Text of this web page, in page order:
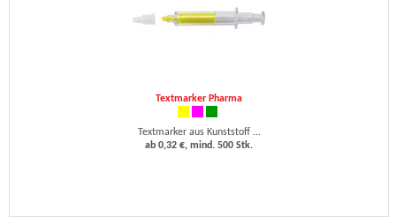
Textmarker Pharma
Textmarker aus Kunststoff ...
ab 0,32 €, mind. 500 Stk.